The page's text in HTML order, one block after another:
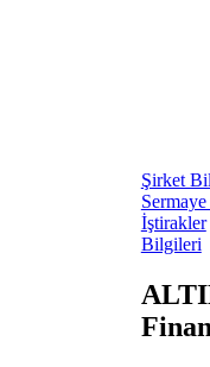
Şirket
Sermaye
İştirakler
Bilgileri